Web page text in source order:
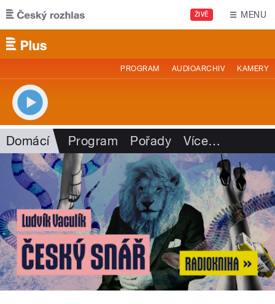
Přejít k hlavnímu obsahu
ŽIVĚ MENU
PROGRAM AUDIOARCHIV KAMERY
Domácí Program Pořady Více…